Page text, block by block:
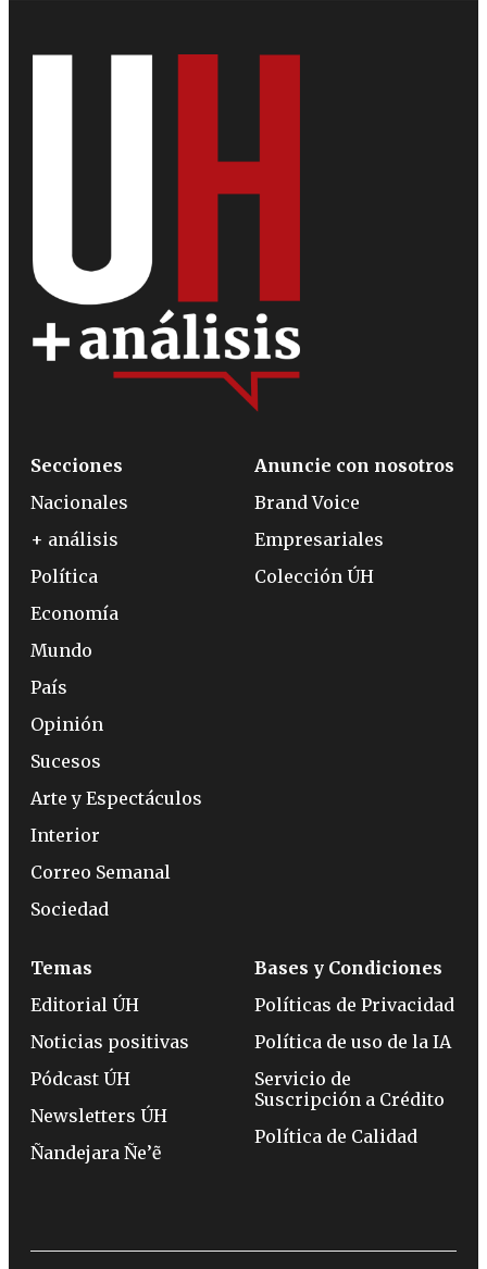
Secciones
Nacionales
+ análisis
Política
Economía
Mundo
País
Opinión
Sucesos
Arte y Espectáculos
Interior
Correo Semanal
Sociedad
Anuncie con nosotros
Brand Voice
Empresariales
Colección ÚH
Temas
Editorial ÚH
Noticias positivas
Pódcast ÚH
Newsletters ÚH
Ñandejara Ñe’ẽ
Bases y Condiciones
Políticas de Privacidad
Política de uso de la IA
Servicio de
Suscripción a Crédito
Política de Calidad